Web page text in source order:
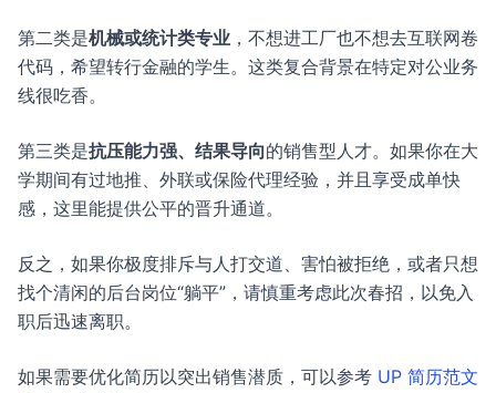
第二类是机械或统计类专业 ，不想进工厂也不想去互联网卷
代码，希望转行金融的学生。这类复合背景在特定对公业务
线很吃香。
第三类是抗压能力强、结果导向的销售型人才。如果你在大
学期间有过地推、外联或保险代理经验，并且享受成单快
感，这里能提供公平的晋升通道。
反之，如果你极度排斥与人打交道、害怕被拒绝，或者只想
找个清闲的后台岗位“躺平”，请慎重考虑此次春招，以免入
职后迅速离职。
如果需要优化简历以突出销售潜质，可以参考 UP 简历范文